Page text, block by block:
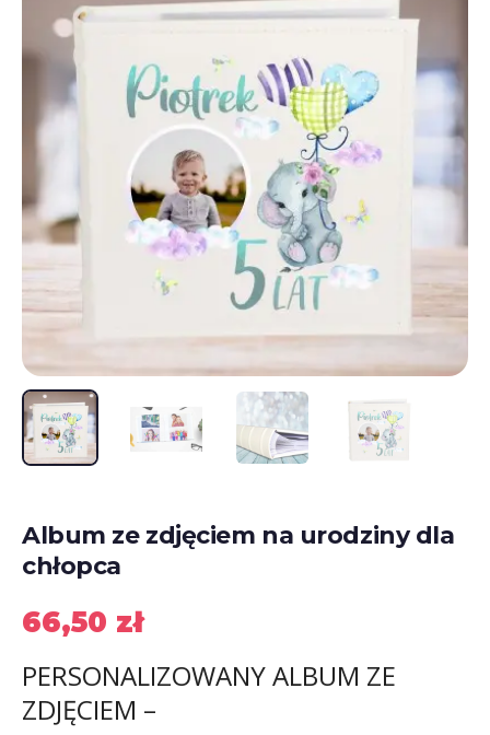
Album ze zdjęciem na urodziny dla
chłopca
66,50 zł
PERSONALIZOWANY ALBUM ZE
ZDJĘCIEM –